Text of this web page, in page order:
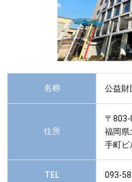
名称 公益財
住所
〒
福岡県
手町ビ
TEL 093-